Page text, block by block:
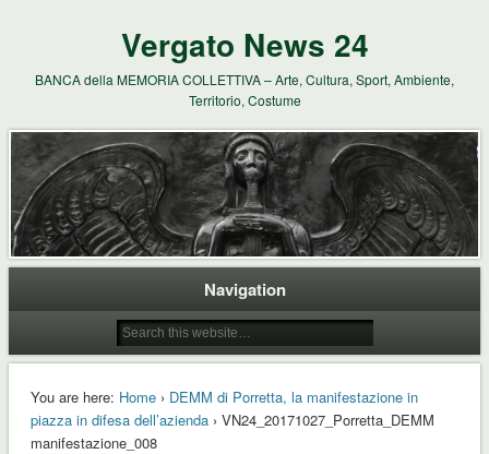
Vergato News 24
BANCA della MEMORIA COLLETTIVA – Arte, Cultura, Sport, Ambiente,
Territorio, Costume
Navigation
You are here: Home› DEMM di Porretta, la manifestazione in
piazza in difesa dell’azienda› VN24_20171027_Porretta_DEMM
manifestazione_008